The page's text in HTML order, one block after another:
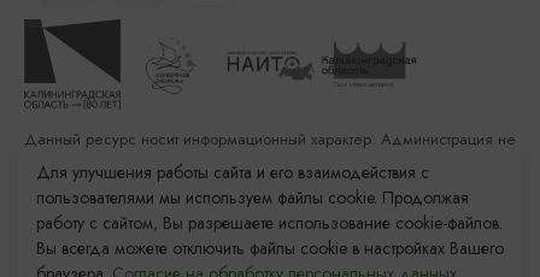
Данный ресурс носит информационный характер. Администрация не
несет ответственности за качество услуг, предоставленных
сторонними организациями
Разработка сайта: «Решение»
Продвижение сайта: Remarka Agency
Для улучшения работы сайта и его взаимодействия с
пользователями мы используем файлы cookie. Продолжая
работу с сайтом, Вы разрешаете использование cookie-файлов.
Вы всегда можете отключить файлы cookie в настройках Вашего